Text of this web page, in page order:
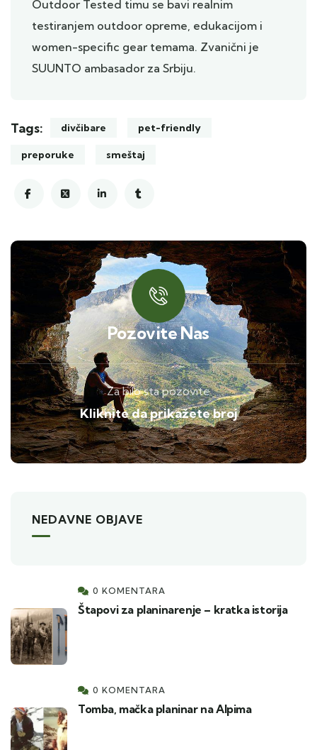
Outdoor Tested timu se bavi realnim
testiranjem outdoor opreme, edukacijom i
women-specific gear temama. Zvanični je
SUUNTO ambasador za Srbiju.
Tags: divčibare pet-friendly
preporuke smeštaj
Pozovite Nas
Za bilo sta pozovite
Kliknite da prikažete broj
NEDAVNE OBJAVE
0 KOMENTARA
Štapovi za planinarenje – kratka istorija
0 KOMENTARA
Tomba, mačka planinar na Alpima